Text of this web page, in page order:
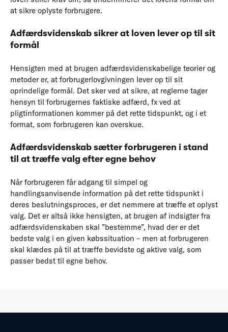
at sikre oplyste forbrugere.
Adfærdsvidenskab sikrer at loven lever op til sit
formål
Hensigten med at brugen adfærdsvidenskabelige teorier og
metoder er, at forbrugerlovgivningen lever op til sit
oprindelige formål. Det sker ved at sikre, at reglerne tager
hensyn til forbrugernes faktiske adfærd, fx ved at
pligtinformationen kommer på det rette tidspunkt, og i et
format, som forbrugeren kan overskue.
Adfærdsvidenskab sætter forbrugeren i stand
til at træffe valg efter egne behov
Når forbrugeren får adgang til simpel og
handlingsanvisende information på det rette tidspunkt i
deres beslutningsproces, er det nemmere at træffe et oplyst
valg. Det er altså ikke hensigten, at brugen af indsigter fra
adfærdsvidenskaben skal ”bestemme”, hvad der er det
bedste valg i en given købssituation – men at forbrugeren
skal klædes på til at træffe bevidste og aktive valg, som
passer bedst til egne behov.